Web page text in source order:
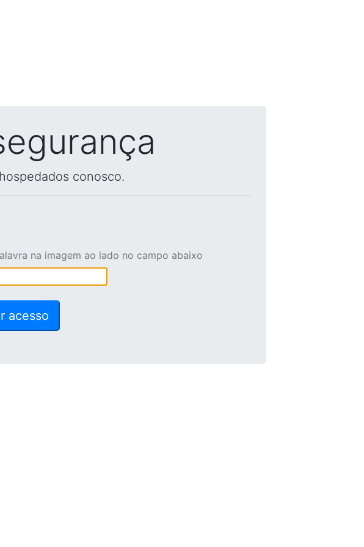
conosco.
na imagem ao lado no campo abaixo